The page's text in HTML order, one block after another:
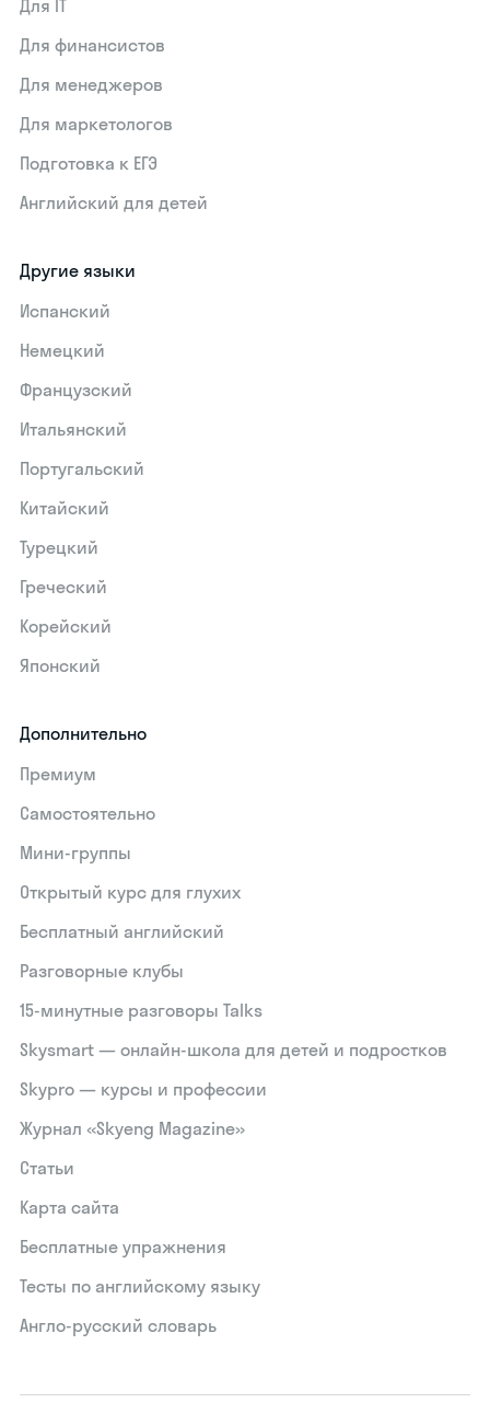
Для IT
Для финансистов
Для менеджеров
Для маркетологов
Подготовка к ЕГЭ
Английский для детей
Другие языки
Испанский
Немецкий
Французский
Итальянский
Португальский
Китайский
Турецкий
Греческий
Корейский
Японский
Дополнительно
Премиум
Самостоятельно
Мини-группы
Открытый курс для глухих
Бесплатный английский
Разговорные клубы
15‑минутные разговоры Talks
Skysmart — онлайн-школа для детей и подростков
Skypro — курсы и профессии
Журнал «Skyeng Magazine»
Статьи
Карта сайта
Бесплатные упражнения
Тесты по английскому языку
Англо-русский словарь